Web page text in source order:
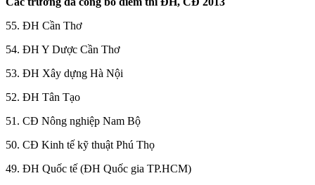
55. ĐH Cần Thơ
54. ĐH Y Dược Cần Thơ
53. ĐH Xây dựng Hà Nội
52. ĐH Tân Tạo
51. CĐ Nông nghiệp Nam Bộ
50. CĐ Kinh tế kỹ thuật Phú Thọ
49. ĐH Quốc tế (ĐH Quốc gia TP.HCM)